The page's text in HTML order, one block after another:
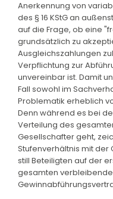
Anerkennung von
des § 16 KStG an
auf die Frage, ob eine
grundsätzlich zu
Ausgleichszahlungen
Verpflichtung zur
unvereinbar ist. Damit
Fall sowohl im
Problematik erheblich
Denn während es bei
Verteilung des
Gesellschafter geht,
Stufenverhältnis mit
still Beteiligten auf der
gesamten